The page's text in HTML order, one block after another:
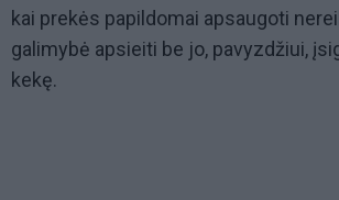
kai prekės papildomai apsaugoti
galimybė apsieiti be jo, pavyzdžiui,
kekę.